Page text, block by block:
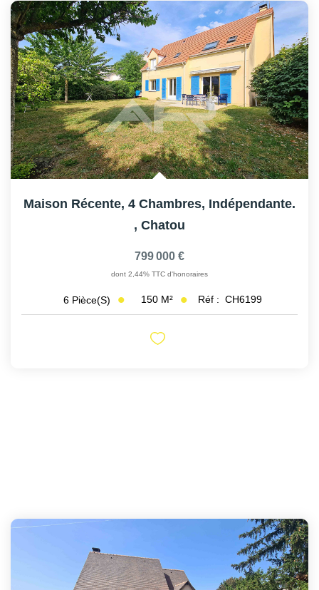
Maison Récente, 4 Chambres, Indépendante.
, Chatou
799 000 €
dont 2,44% TTC d'honoraires
6 Pièce(s) 150 M² Réf : CH6199